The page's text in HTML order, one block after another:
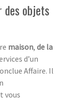
des objets
maison, de la
d’un
Affaire. Il
vous